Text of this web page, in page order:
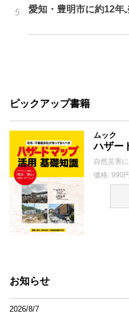
愛知・豊明市に約12年
ピックアップ書籍
ムック
ハザー
自然災害
価格: 990
お知らせ
2026/8/7